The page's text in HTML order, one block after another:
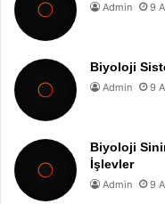
Admin 9
Biyoloji
Admin 9
Biyoloji
İşlevler
Admin 9